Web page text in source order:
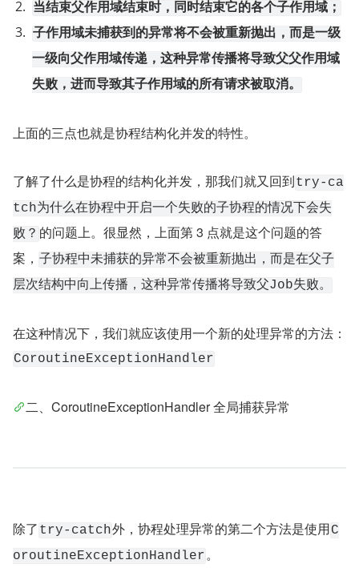
当结束父作用域结束时，同时结束它的各个子作用域；
子作用域未捕获到的异常将不会被重新抛出，而是一级
一级向父作用域传递，这种异常传播将导致父父作用域
失败，进而导致其子作用域的所有请求被取消。
上面的三点也就是协程结构化并发的特性。
了解了什么是协程的结构化并发，那我们就又回到try-ca
tch为什么在协程中开启一个失败的子协程的情况下会失
败？ 的问题上。很显然，上面第 3 点就是这个问题的答
案， 子协程中未捕获的异常不会被重新抛出，而是在父子
层次结构中向上传播，这种异常传播将导致父Job失败。
在这种情况下，我们就应该使用一个新的处理异常的方法：
CoroutineExceptionHandler
二、CoroutineExceptionHandler 全局捕获异常
除了 try-catch外，协程处理异常的第二个方法是使用C
oroutineExceptionHandler。